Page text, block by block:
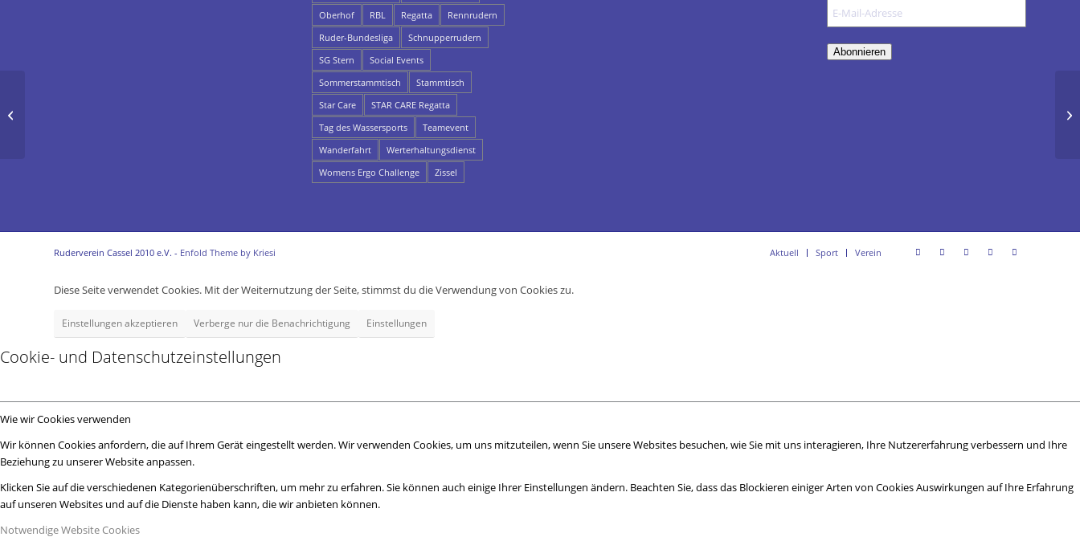
Oberhof
RBL Regatta
Rennrudern
Ruder-Bundesliga
Schnupperrudern
SG Stern
Social Events
Sommerstammtisch
Stammtisch
Star Care
STAR CARE Regatta
Tag des Wassersports
Teamevent
Wanderfahrt
Werterhaltungsdienst
Womens Ergo Challenge
Zissel
Abonnieren
Ruderverein Cassel 2010 e.V. - Enfold Theme by Kriesi Aktuell Sport Verein
Diese Seite verwendet Cookies. Mit der Weiternutzung der Seite, stimmst du die Verwendung von Cookies zu.
Einstellungen akzeptieren Verberge nur die Benachrichtigung Einstellungen
Cookie- und Datenschutzeinstellungen
Wie wir Cookies verwenden
Wir können Cookies anfordern, die auf Ihrem Gerät eingestellt werden. Wir verwenden Cookies, um uns mitzuteilen, wenn Sie unsere Websites besuchen, wie Sie mit uns interagieren, Ihre Nutzererfahrung verbessern und Ihre
Beziehung zu unserer Website anpassen.
Klicken Sie auf die verschiedenen Kategorienüberschriften, um mehr zu erfahren. Sie können auch einige Ihrer Einstellungen ändern. Beachten Sie, dass das Blockieren einiger Arten von Cookies Auswirkungen auf Ihre Erfahrung
auf unseren Websites und auf die Dienste haben kann, die wir anbieten können.
Notwendige Website Cookies